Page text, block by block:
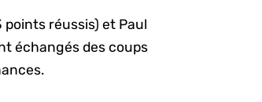
réussis) et Paul
échangés des coups